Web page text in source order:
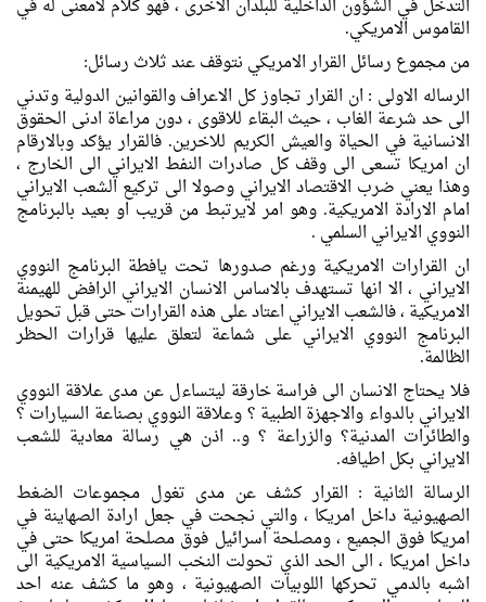
التدخل في الشؤون الداخلية للبلدان الاخرى ، فهو كلام لامعنى له في
القاموس الامريكي.
من مجموع رسائل القرار الامريكي نتوقف عند ثلاث رسائل:
الرساله الاولى : ان القرار تجاوز كل الاعراف والقوانين الدولية وتدني
الى حد شرعة الغاب ، حيث البقاء للاقوى ، دون مراعاة ادنى الحقوق
الانسانية في الحياة والعيش الكريم للاخرين. فالقرار يؤكد وبالارقام
ان امريكا تسعى الى وقف كل صادرات النفط الايراني الى الخارج ،
وهذا يعني ضرب الاقتصاد الايراني وصولا الى تركيع الشعب الايراني
امام الارادة الامريكية. وهو امر لايرتبط من قريب او بعيد بالبرنامج
النووي الايراني السلمي .
ان القرارات الامريكية ورغم صدورها تحت يافطة البرنامج النووي
الايراني ، الا انها تستهدف بالاساس الانسان الايراني الرافض للهيمنة
الامريكية ، فالشعب الايراني اعتاد على هذه القرارات حتى قبل تحويل
البرنامج النووي الايراني على شماعة لتعلق عليها قرارات الحظر
الظالمة.
فلا يحتاج الانسان الى فراسة خارقة ليتساءل عن مدى علاقة النووي
الايراني بالدواء والاجهزة الطبية ؟ وعلاقة النووي بصناعة السيارات ؟
والطائرات المدنية؟ والزراعة ؟ و.. اذن هي رسالة معادية للشعب
الايراني بكل اطيافه.
الرسالة الثانية : القرار كشف عن مدى تغول مجموعات الضغط
الصهيونية داخل امريكا ، والتي نجحت في جعل ارادة الصهاينة في
امريكا فوق الجميع ، ومصلحة اسرائيل فوق مصلحة امريكا حتى في
داخل امريكا ، الى الحد الذي تحولت النخب السياسية الامريكية الى
اشبه بالدمي تحركها اللوبيات الصهيونية ، وهو ما كشف عنه احد